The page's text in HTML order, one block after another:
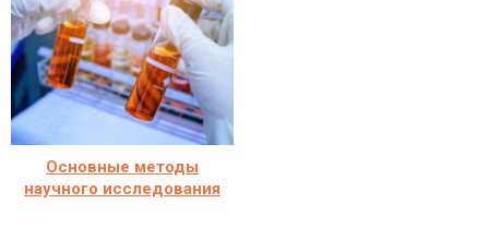
Основные методы
научного исследования